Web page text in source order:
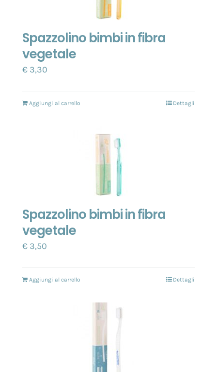
Spazzolino bimbi in fibra
vegetale
€ 3,30
Aggiungi al carrello Dettagli
Spazzolino bimbi in fibra
vegetale
€ 3,50
Aggiungi al carrello Dettagli